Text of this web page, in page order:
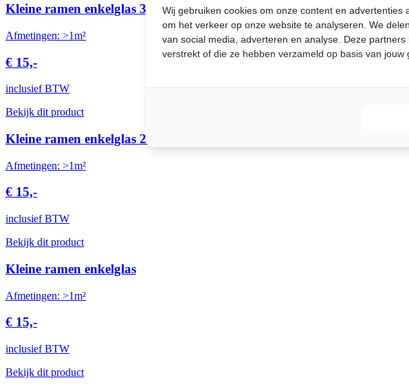
Kleine ramen enkelglas 3 ruiten
Afmetingen: >1m²
€ 15,-
inclusief BTW
Bekijk dit product
Kleine ramen enkelglas 2 ruiten
Afmetingen: >1m²
€ 15,-
inclusief BTW
Bekijk dit product
Kleine ramen enkelglas
Afmetingen: >1m²
€ 15,-
inclusief BTW
Bekijk dit product
Wij gebruiken cookies om onze content en
om het verkeer op onze website te analyseren. We
van social media, adverteren en analyse. Deze
verstrekt of die ze hebben verzameld op basis van jouw